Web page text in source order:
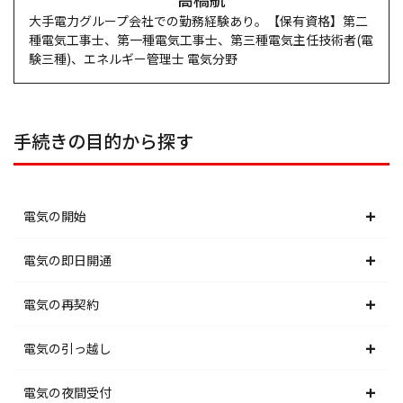
大手電力グループ会社での勤務経験あり。【保有資格】第二
種電気工事士、第一種電気工事士、第三種電気主任技術者(電
験三種)、エネルギー管理士 電気分野
手続きの目的から探す
電気の開始
北海道電力エリア
東北電力エリア
東京電力エリア
北陸電力エリア
電気の即日開通
北海道電力エリア
東北電力エリア
東京電力エリア
電気の再契約
北海道電力エリア
東北電力エリア
電気の引っ越し
北海道電力エリア
電気の夜間受付